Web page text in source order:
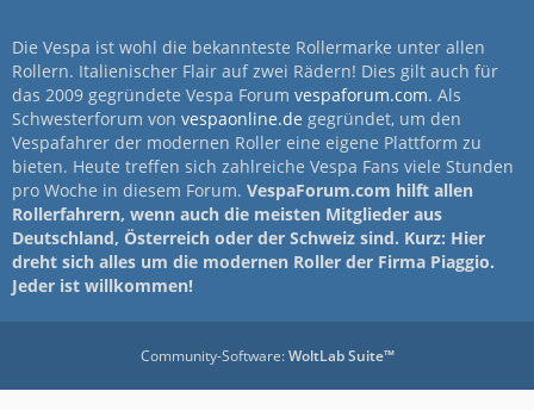
Die Vespa ist wohl die bekannteste Rollermarke unter allen
Rollern. Italienischer Flair auf zwei Rädern! Dies gilt auch für
das 2009 gegründete Vespa Forum vespaforum.com. Als
Schwesterforum von vespaonline.de gegründet, um den
Vespafahrer der modernen Roller eine eigene Plattform zu
bieten. Heute treffen sich zahlreiche Vespa Fans viele Stunden
pro Woche in diesem Forum. VespaForum.com hilft allen
Rollerfahrern, wenn auch die meisten Mitglieder aus
Deutschland, Österreich oder der Schweiz sind. Kurz: Hier
dreht sich alles um die modernen Roller der Firma Piaggio.
Jeder ist willkommen!
Community-Software:WoltLab Suite™